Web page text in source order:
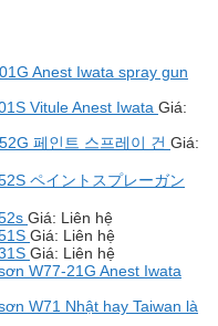
Anest Iwata spray gun
Vitule Anest Iwata Giá:
페인트 스프레이 건 Giá:
ペイントスプレーガン
Giá: Liên hệ
Giá: Liên hệ
Giá: Liên hệ
W77-21G Anest Iwata
W71 Nhật hay Taiwan là